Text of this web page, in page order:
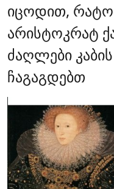
იცოდით,
არისტოკრატ
ძაღლები კაბის
ჩაგაგდებთ